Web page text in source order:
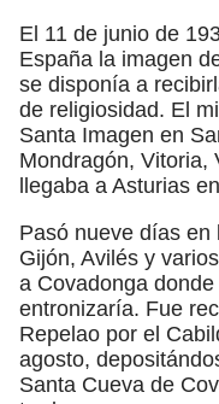
El 11 de junio de
España la imagen
se disponía a
de religiosidad. El
Santa Imagen en
Mondragón, Vitoria,
llegaba a Asturias
Pasó nueve días en
Gijón, Avilés y
a Covadonga
entronizaría. Fue
Repelao por el
agosto,
Santa Cueva de